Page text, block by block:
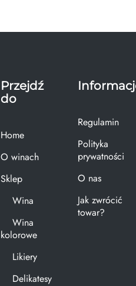
Przejdź
do
Home
O winach
Sklep
Wina
Wina
kolorowe
Likiery
Delikatesy
Regulamin
Polityka
prywatności
O nas
Jak zwrócić
towar?